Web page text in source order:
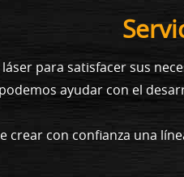
para satisfacer sus
ayudar con el
crear con confianza una